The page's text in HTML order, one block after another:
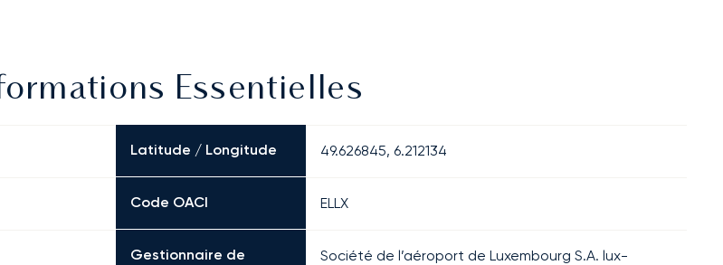
Essentielles
Latitude / Longitude 49.626845, 6.212134
Code OACI ELLX
Gestionnaire de
Société de l’aéroport de Luxembourg S.A. lux-